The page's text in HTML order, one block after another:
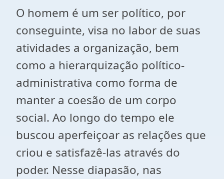
O homem é um ser político, por
conseguinte, visa no labor de suas
atividades a organização, bem
como a hierarquização político-
administrativa como forma de
manter a coesão de um corpo
social. Ao longo do tempo ele
buscou aperfeiçoar as relações que
criou e satisfazê-las através do
poder. Nesse diapasão, nas